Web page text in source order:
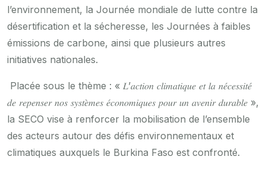
l’environnement, la Journée mondiale de lutte contre la
désertification et la sécheresse, les Journées à faibles
émissions de carbone, ainsi que plusieurs autres
initiatives nationales.
Placée sous le thème : « 𝐿’𝑎𝑐𝑡𝑖𝑜𝑛 𝑐𝑙𝑖𝑚𝑎𝑡𝑖𝑞𝑢𝑒 𝑒𝑡 𝑙𝑎 𝑛𝑒́𝑐𝑒𝑠𝑠𝑖𝑡𝑒́
𝑑𝑒 𝑟𝑒𝑝𝑒𝑛𝑠𝑒𝑟 𝑛𝑜𝑠 𝑠𝑦𝑠𝑡𝑒̀𝑚𝑒𝑠 𝑒́𝑐𝑜𝑛𝑜𝑚𝑖𝑞𝑢𝑒𝑠 𝑝𝑜𝑢𝑟 𝑢𝑛 𝑎𝑣𝑒𝑛𝑖𝑟 𝑑𝑢𝑟𝑎𝑏𝑙𝑒 »,
la SECO vise à renforcer la mobilisation de l’ensemble
des acteurs autour des défis environnementaux et
climatiques auxquels le Burkina Faso est confronté.